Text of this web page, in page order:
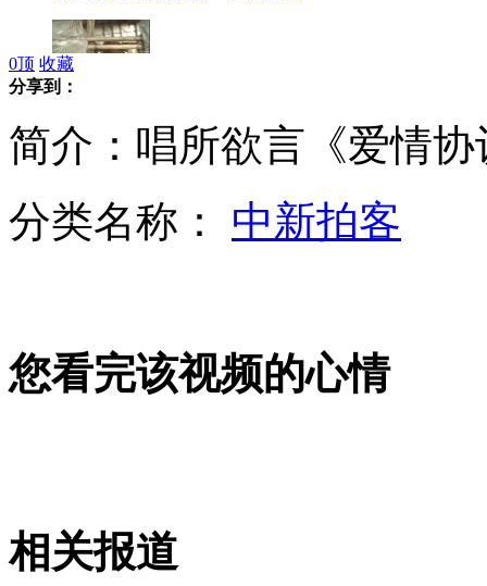
外籍男猥亵女同事：借"好友"名义多次靠近
韩国拟购新型军事装备防范朝鲜
0顶 收藏
分享到：
简介：唱所欲言《爱情协
分类名称： 中新拍客
您看完该视频的心情
相关报道